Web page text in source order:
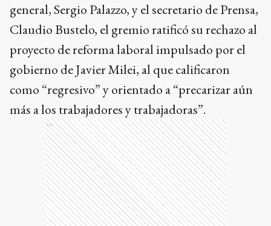
general, Sergio Palazzo, y el secretario de Prensa,
Claudio Bustelo, el gremio ratificó su rechazo al
proyecto de reforma laboral impulsado por el
gobierno de Javier Milei, al que calificaron
como “regresivo” y orientado a “precarizar aún
más a los trabajadores y trabajadoras”.
Ads